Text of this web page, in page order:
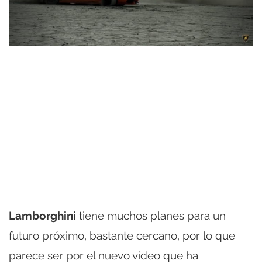
Lamborghini tiene muchos planes para un
futuro próximo, bastante cercano, por lo que
parece ser por el nuevo vídeo que ha